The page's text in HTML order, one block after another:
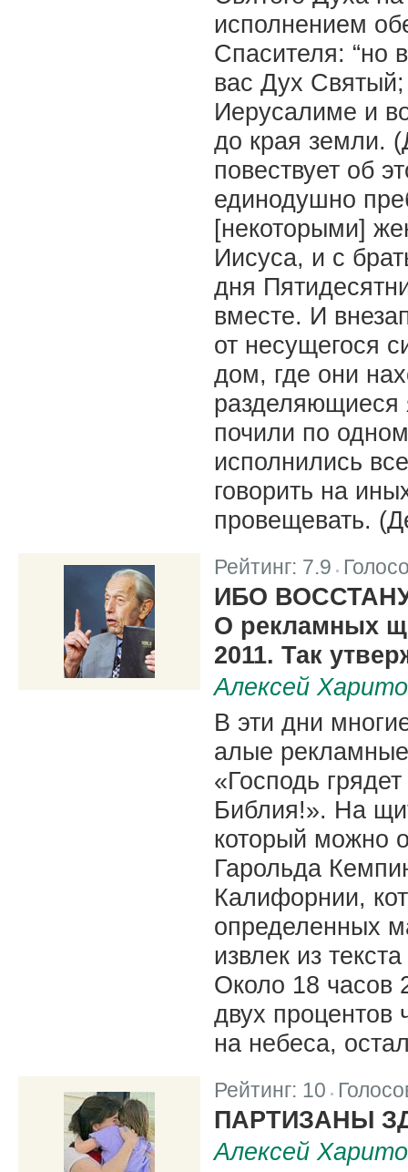
исполнением
Спасителя: “но
вас Дух
Иерусалиме и
до края земли.
повествует об
единодушно
[некоторыми]
Иисуса, и с
дня
вместе. И
от несущегося
дом, где они
разделяющиеся
почили по
исполнились
говорить на
провещевать.
Рейтинг: 7.9
ИБО
О рекламных
2011. Так
Алексей
В эти дни
алые
«Господь
Библия!». На
который можно
Гарольда
Калифорнии,
определенных
извлек из
Около 18 часов
двух процентов
на небеса,
Рейтинг: 10
ПАРТИЗАНЫ
Алексей